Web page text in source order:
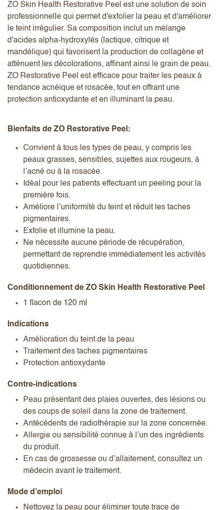
ZO Skin Health Restorative Peel est une solution de soin
professionnelle qui permet d'exfolier la peau et d'améliorer
le teint irrégulier. Sa composition inclut un mélange
d'acides alpha-hydroxylés (lactique, citrique et
mandélique) qui favorisent la production de collagène et
atténuent les décolorations, affinant ainsi le grain de peau.
ZO Restorative Peel est efficace pour traiter les peaux à
tendance acnéique et rosacée, tout en offrant une
protection antioxydante et en illuminant la peau.
Bienfaits de ZO Restorative Peel:
Convient à tous les types de peau, y compris les
peaux grasses, sensibles, sujettes aux rougeurs, à
l’acné ou à la rosacée.
Idéal pour les patients effectuant un peeling pour la
première fois.
Améliore l’uniformité du teint et réduit les taches
pigmentaires.
Exfolie et illumine la peau.
Ne nécessite aucune période de récupération,
permettant de reprendre immédiatement les activités
quotidiennes.
Conditionnement de ZO Skin Health Restorative Peel
1 flacon de 120 ml
Indications
Amélioration du teint de la peau
Traitement des taches pigmentaires
Protection antioxydante
Contre-indications
Peau présentant des plaies ouvertes, des lésions ou
des coups de soleil dans la zone de traitement.
Antécédents de radiothérapie sur la zone concernée.
Allergie ou sensibilité connue à l’un des ingrédients
du produit.
En cas de grossesse ou d’allaitement, consultez un
médecin avant le traitement.
Mode d’emploi
Nettoyez la peau pour éliminer toute trace de